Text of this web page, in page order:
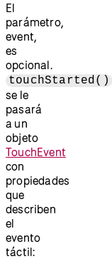
El
parámetro,
event,
es
opcional.
touchStarted()
se le
pasará
a un
objeto
TouchEvent
con
propiedades
que
describen
el
evento
táctil: